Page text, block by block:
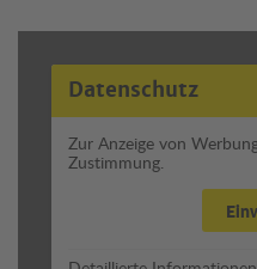
Datenschutz
Zur Anzeige von
Zustimmung.